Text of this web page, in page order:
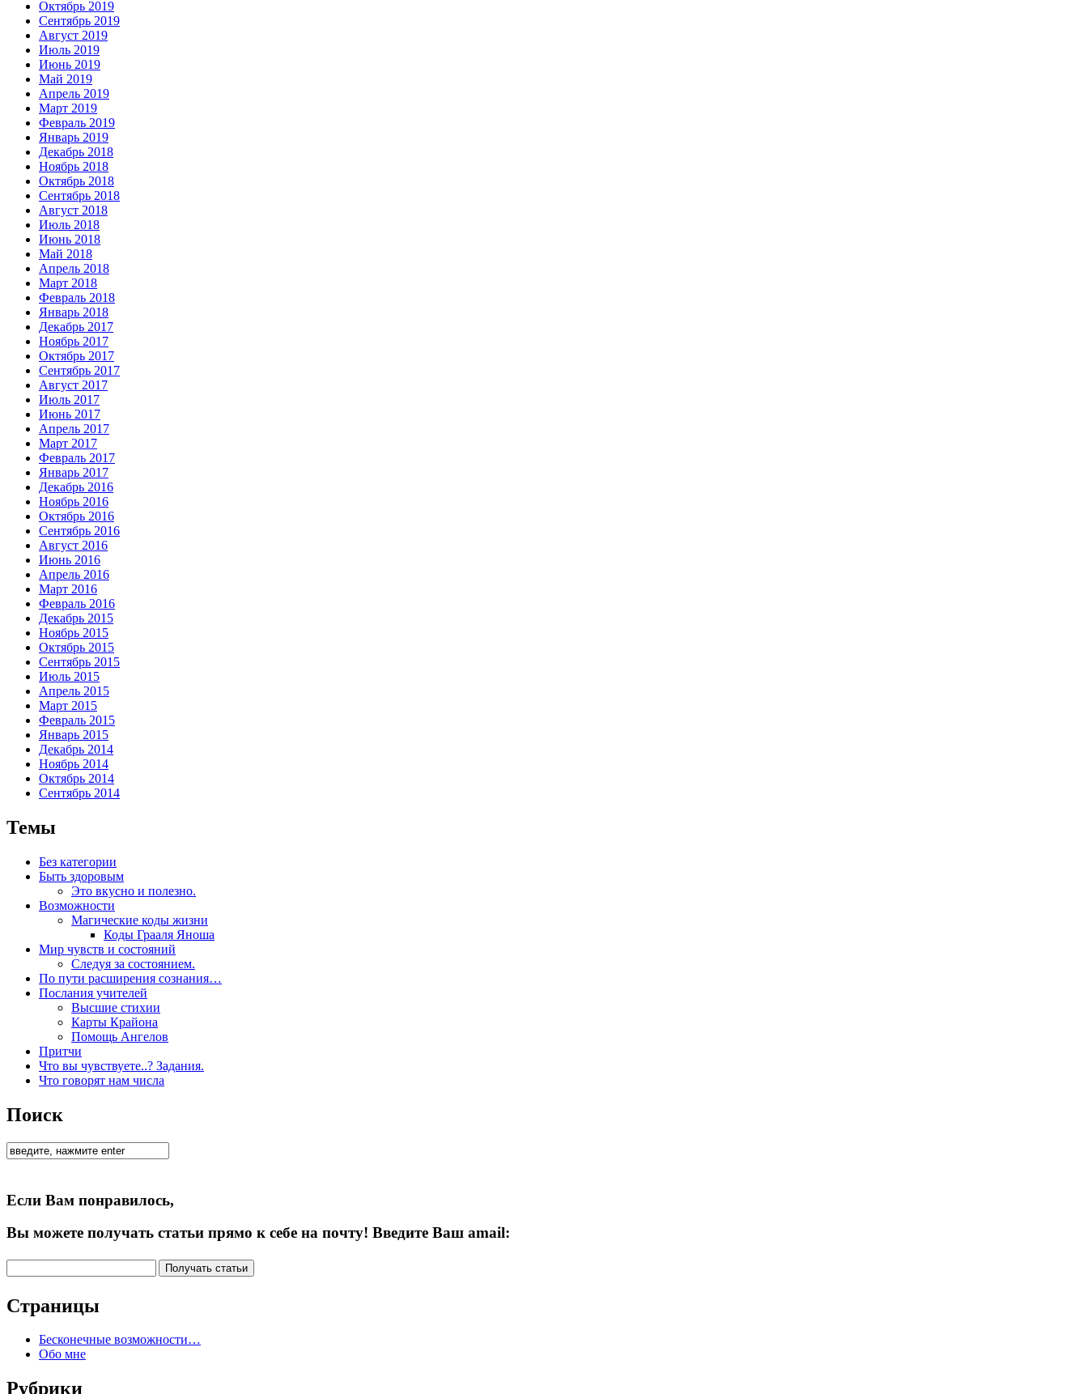
Октябрь 2019
Сентябрь 2019
Август 2019
Июль 2019
Июнь 2019
Май 2019
Апрель 2019
Март 2019
Февраль 2019
Январь 2019
Декабрь 2018
Ноябрь 2018
Октябрь 2018
Сентябрь 2018
Август 2018
Июль 2018
Июнь 2018
Май 2018
Апрель 2018
Март 2018
Февраль 2018
Январь 2018
Декабрь 2017
Ноябрь 2017
Октябрь 2017
Сентябрь 2017
Август 2017
Июль 2017
Июнь 2017
Апрель 2017
Март 2017
Февраль 2017
Январь 2017
Декабрь 2016
Ноябрь 2016
Октябрь 2016
Сентябрь 2016
Август 2016
Июнь 2016
Апрель 2016
Март 2016
Февраль 2016
Декабрь 2015
Ноябрь 2015
Октябрь 2015
Сентябрь 2015
Июль 2015
Апрель 2015
Март 2015
Февраль 2015
Январь 2015
Декабрь 2014
Ноябрь 2014
Октябрь 2014
Сентябрь 2014
Темы
Без категории
Быть здоровым
Это вкусно и полезно.
Возможности
Магические коды жизни
Коды Грааля Яноша
Мир чувств и состояний
Следуя за состоянием.
По пути расширения сознания…
Послания учителей
Высшие стихии
Карты Крайона
Помощь Ангелов
Притчи
Что вы чувствуете..? Задания.
Что говорят нам числа
Поиск
Если Вам понравилось,
Вы можете получать статьи прямо к себе на почту! Введите Ваш amail:
Страницы
Бесконечные возможности…
Обо мне
Рубрики